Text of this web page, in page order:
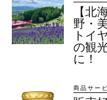
【北
野・
トイ
の観
に！
商品サー